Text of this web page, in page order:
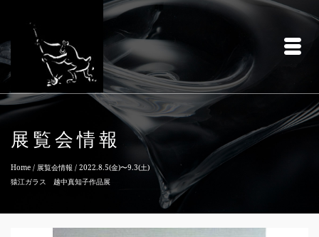
展覧会情報
Home / 展覧会情報 / 2022.8.5(金)〜9.3(土)
猿江ガラス 越中真知子作品展